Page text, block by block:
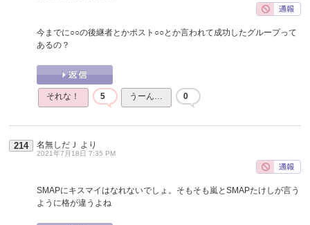
今までに○○の後継者とかポスト○○とか言われて成功したグループって
あるの？
それな！ 5 うーん… 0
214 名無しだＪ より
2021年7月18日 7:35 PM
SMAPにキスマイはなれないでしょ。そもそも嵐とSMAPたけしが言う
ように格が違うよね